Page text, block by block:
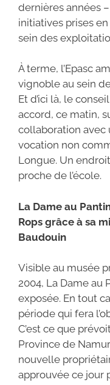
dernières années
initiatives prises
sein des
À terme, l’Epasc
vignoble au sein
Et d’ici là, le
accord, ce matin,
collaboration avec
vocation non
Longue. Un
proche de l’école.
La Dame au
Rops grâce à sa
Baudouin
Visible au musée
2004, La Dame au
exposée. En tout
période qui fera
C’est ce que
Province de
nouvelle
approuvée ce jour